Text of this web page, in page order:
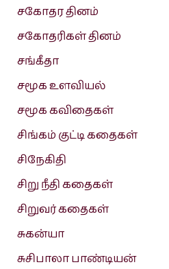
சகோதர தினம்
சகோதரிகள் தினம்
சங்கீதா
சமூக உளவியல்
சமூக கவிதைகள்
சிங்கம் குட்டி கதைகள்
சிநேகிதி
சிறு நீதி கதைகள்
சிறுவர் கதைகள்
சுகன்யா
சுசிபாலா பாண்டியன்